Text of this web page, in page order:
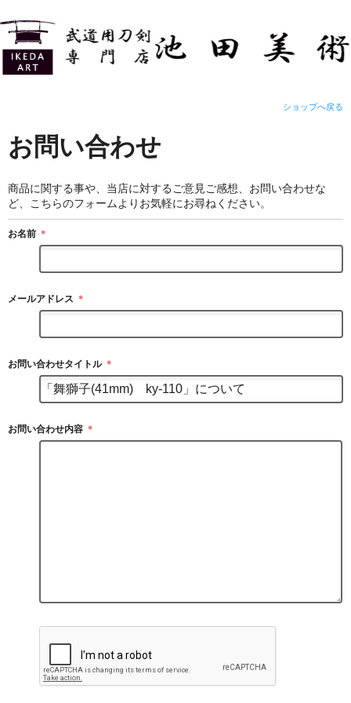
ショップへ戻る
お問い合わせ
商品に関する事や、当店に対するご意見ご感想、お問い合わせな
ど、こちらのフォームよりお気軽にお尋ねください。
お名前 ＊
メールアドレス ＊
お問い合わせタイトル ＊
お問い合わせ内容 ＊